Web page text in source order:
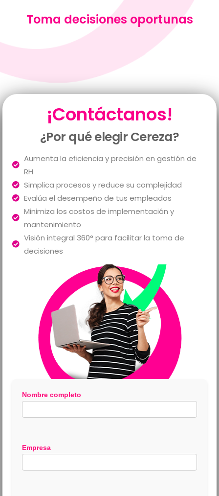
Toma decisiones oportunas
¡Contáctanos!
¿Por qué elegir Cereza?
Aumenta la eﬁciencia y precisión en gestión de
RH
Simplica procesos y reduce su complejidad
Evalúa el desempeño de tus empleados
Minimiza los costos de implementación y
mantenimiento
Visión integral 360° para facilitar la toma de
decisiones
Nombre completo
Empresa